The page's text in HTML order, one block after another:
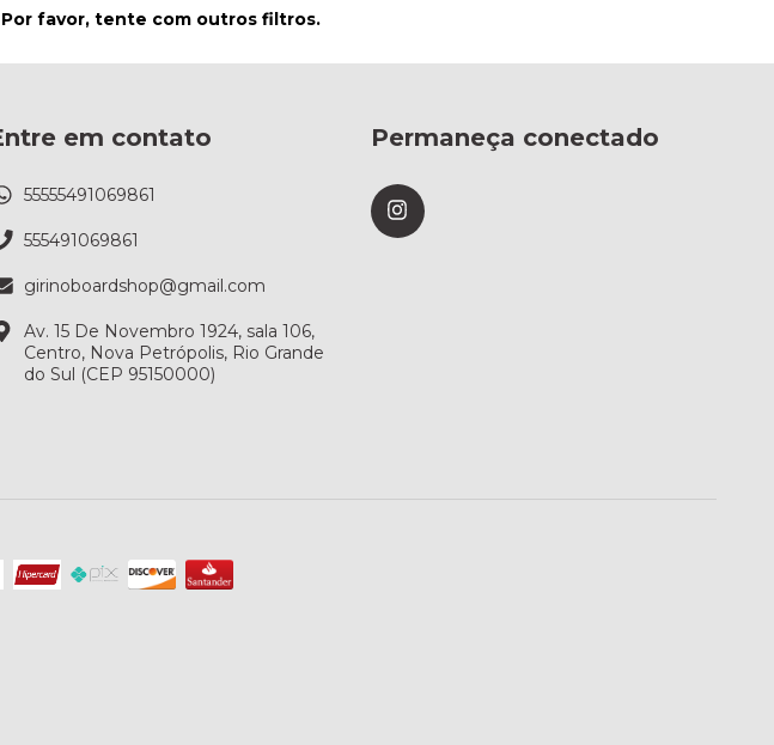
favor, tente com outros filtros.
em contato
55555491069861
555491069861
girinoboardshop@gmail.com
Av. 15 De Novembro 1924, sala 106,
Centro, Nova Petrópolis, Rio Grande
do Sul (CEP 95150000)
Permaneça conectado